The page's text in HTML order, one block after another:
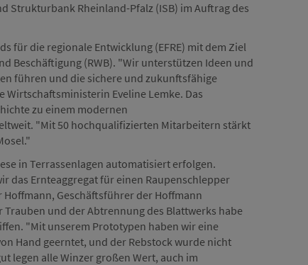
Strukturbank Rheinland-Pfalz (ISB) im Auftrag des
für die regionale Entwicklung (EFRE) mit dem Ziel
Beschäftigung (RWB). "Wir unterstützen Ideen und
führen und die sichere und zukunftsfähige
Eveline Lemke. Das
zu einem modernen
"Mit 50 hochqualifizierten Mitarbeitern stärkt
in Terrassenlagen automatisiert erfolgen.
das Ernteaggregat für einen Raupenschlepper
Geschäftsführer der Hoffmann
und der Abtrennung des Blattwerks habe
"Mit unserem Prototypen haben wir eine
Hand geerntet, und der Rebstock wurde nicht
legen alle Winzer großen Wert, auch im